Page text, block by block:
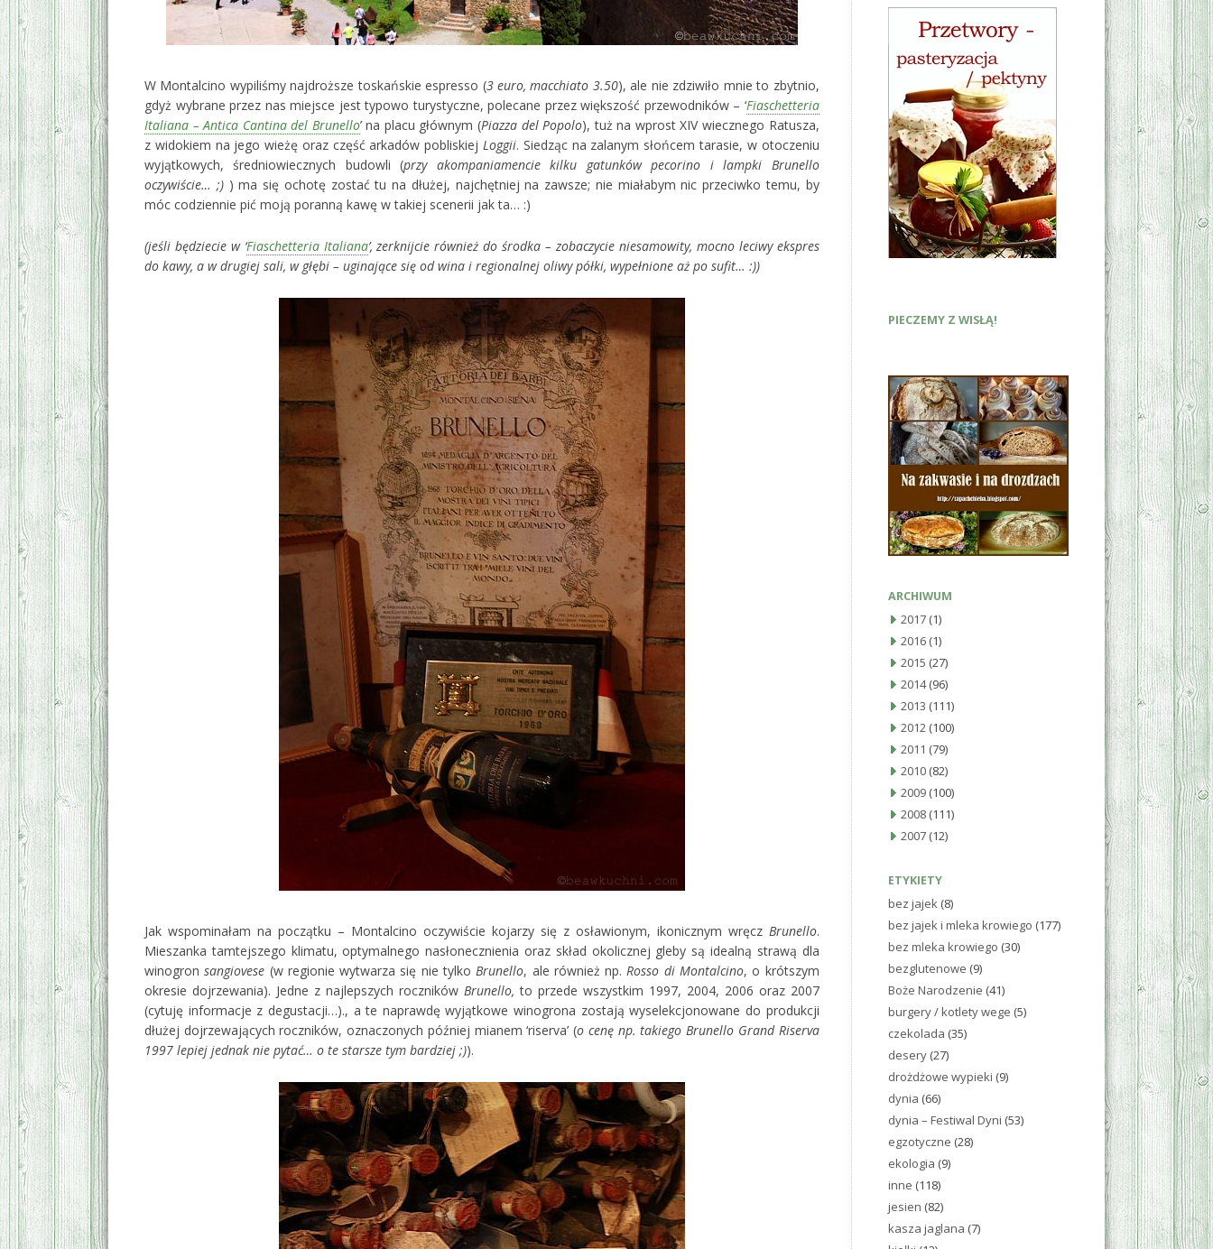
W Montalcino wypiliśmy najdroższe toskańskie espresso (3 euro, macchiato 3.50), ale nie zdziwiło mnie to zbytnio,
gdyż wybrane przez nas miejsce jest typowo turystyczne, polecane przez większość przewodników – ‘Fiaschetteria
Italiana – Antica Cantina del Brunello’ na placu głównym (Piazza del Popolo), tuż na wprost XIV wiecznego Ratusza,
z widokiem na jego wieżę oraz część arkadów pobliskiejLoggii. Siedząc na zalanym słońcem tarasie, w otoczeniu
wyjątkowych, średniowiecznych budowli (przy akompaniamencie kilku gatunków pecorino i lampki Brunello
oczywiście… ;) ) ma się ochotę zostać tu na dłużej, najchętniej na zawsze; nie miałabym nic przeciwko temu, by
móc codziennie pić moją poranną kawę w takiej scenerii jak ta… :)
(jeśli będziecie w ‘Fiaschetteria Italiana’, zerknijcie również do środka – zobaczycie niesamowity, mocno leciwy ekspres
do kawy, a w drugiej sali, w głębi – uginające się od wina i regionalnej oliwy półki, wypełnione aż po sufit… :))
Jak wspominałam na początku – Montalcino oczywiście kojarzy się z osławionym, ikonicznym wręcz Brunello.
Mieszanka tamtejszego klimatu, optymalnego nasłonecznienia oraz skład okolicznej gleby są idealną strawą dla
winogronsangiovese (w regionie wytwarza się nie tylkoBrunello, ale również np.Rosso di Montalcino, o krótszym
okresie dojrzewania). Jedne z najlepszych roczników Brunello, to przede wszystkim 1997, 2004, 2006 oraz 2007
(cytuję informacje z degustacji…)., a te naprawdę wyjątkowe winogrona zostają wyselekcjonowane do produkcji
dłużej dojrzewających roczników, oznaczonych później mianem ‘riserva’ (o cenę np. takiego Brunello Grand Riserva
1997 lepiej jednak nie pytać… o te starsze tym bardziej ;)).
PIECZEMY Z WISŁĄ!
ARCHIWUM
2017 (1)
2016 (1)
2015 (27)
2014(96)
2013 (111)
2012 (100)
2011 (79)
2010 (82)
2009 (100)
2008 (111)
2007 (12)
ETYKIETY
bez jajek (8)
bez jajek i mleka krowiego (177)
bez mleka krowiego (30)
bezglutenowe (9)
Boże Narodzenie (41)
burgery / kotlety wege (5)
czekolada (35)
desery (27)
drożdżowe wypieki (9)
dynia (66)
dynia – Festiwal Dyni (53)
egzotyczne (28)
ekologia (9)
inne (118)
jesien (82)
kasza jaglana (7)